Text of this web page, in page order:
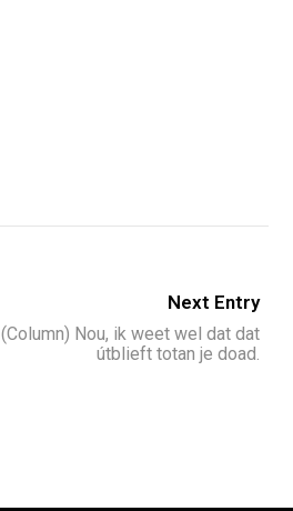
Next Entry
(Column) Nou, ik weet wel dat dat
útblieft totan je doad.